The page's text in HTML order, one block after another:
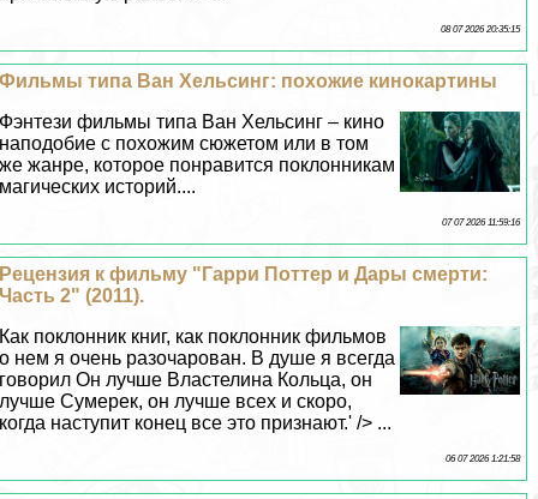
08 07 2026 20:35:15
Фильмы типа Ван Хельсинг: похожие кинокартины
Фэнтези фильмы типа Ван Хельсинг – кино
наподобие с похожим сюжетом или в том
же жанре, которое понравится поклонникам
магических историй....
07 07 2026 11:59:16
Рецензия к фильму "Гарри Поттер и Дары cмepти:
Часть 2" (2011).
Как поклонник книг, как поклонник фильмов
о нем я очень разочарован. В душе я всегда
говорил Он лучше Властелина Кольца, он
лучше Сумерек, он лучше всех и скоро,
когда наступит конец все это признают.' /> ...
06 07 2026 1:21:58